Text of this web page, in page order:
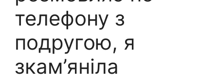
телефону з
подругою, я
зкам’яніла